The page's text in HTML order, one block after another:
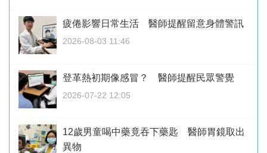
疲倦影響日常生活 醫師提醒留意身體警訊
2026-08-03 11:46
登革熱初期像感冒？ 醫師提醒民眾警覺
2026-07-22 12:05
12歲男童喝中藥竟吞下藥匙 醫師胃鏡取出
異物